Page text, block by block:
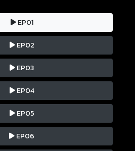
EP01
EP02
EP03
EP04
EP05
EP06